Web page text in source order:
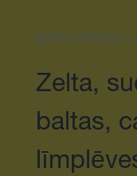
BANĀNU ŽURNĀLS >
Zelta,
baltas,